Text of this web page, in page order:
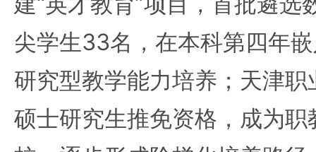
尖学生33名，在本科第四年
研究型教学能力培养；天津
硕士研究生推免资格，成为